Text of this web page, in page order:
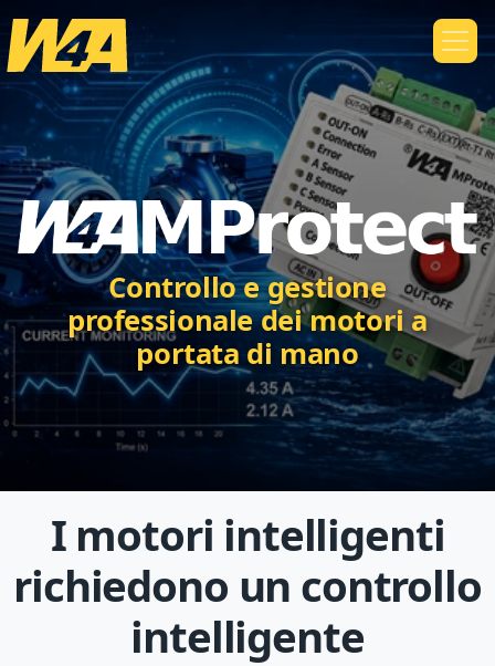
Controllo e gestione
professionale dei motori a
portata di mano
I motori intelligenti
richiedono un controllo
intelligente